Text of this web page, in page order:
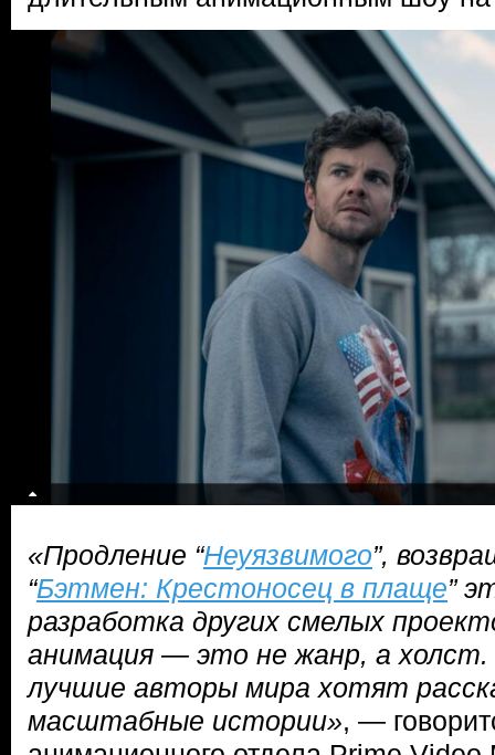
«Продление “Неуязвимого”,
“Бэтмен: Крестоносец в плаще”
разработка других смелых
анимация — это не жанр, а
лучшие авторы мира хотят
масштабные истории», —